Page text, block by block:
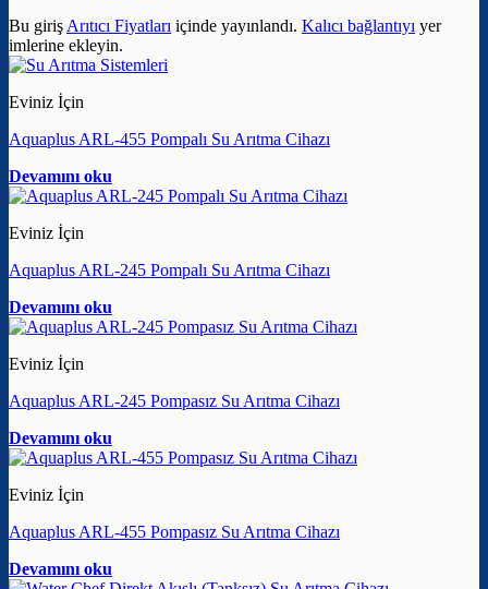
Bu girişArıtıcı Fiyatları içinde yayınlandı. Kalıcı bağlantıyı yer
imlerine ekleyin.
Eviniz İçin
Aquaplus ARL-455 Pompalı Su Arıtma Cihazı
Devamını oku
Eviniz İçin
Aquaplus ARL-245 Pompalı Su Arıtma Cihazı
Devamını oku
Eviniz İçin
Aquaplus ARL-245 Pompasız Su Arıtma Cihazı
Devamını oku
Eviniz İçin
Aquaplus ARL-455 Pompasız Su Arıtma Cihazı
Devamını oku